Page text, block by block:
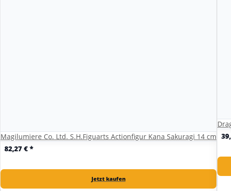
Magilumiere Co. Ltd. S.H.Figuarts Actionfigur Kana Sakuragi 14 cm
82,27 € *
Jetzt kaufen